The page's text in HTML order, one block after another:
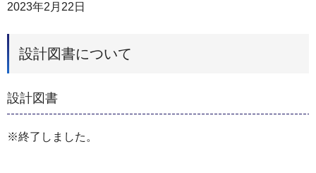
2023年2月22日
設計図書について
設計図書
※終了しました。